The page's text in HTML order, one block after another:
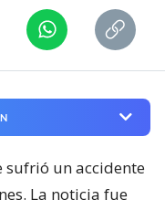
sufrió un accidente
La noticia fue